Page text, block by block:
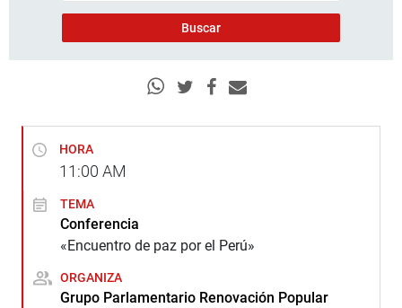
HORA
11:00 AM
TEMA
Conferencia
«Encuentro de paz por el Perú»
ORGANIZA
Grupo Parlamentario Renovación Popular